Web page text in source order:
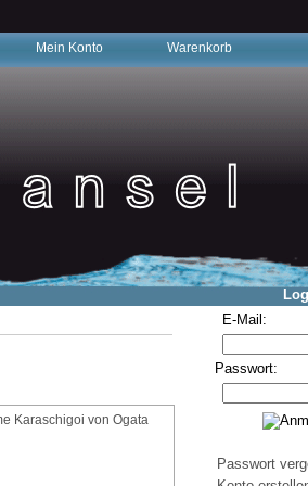
Mein Konto Warenkorb
E-Mail:
Passwort:
Passwort